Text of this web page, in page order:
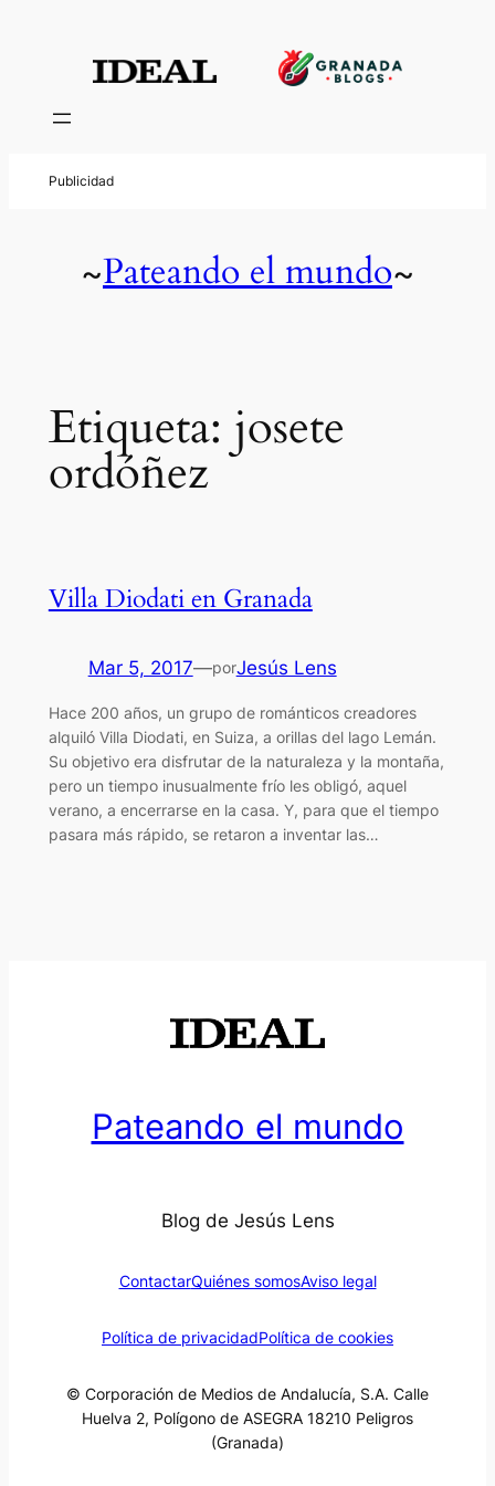
contenido
~Pateando el mundo~
Etiqueta: josete
ordóñez
Villa Diodati en Granada
Mar 5, 2017—porJesús Lens
Hace 200 años, un grupo de románticos creadores
alquiló Villa Diodati, en Suiza, a orillas del lago Lemán.
Su objetivo era disfrutar de la naturaleza y la montaña,
pero un tiempo inusualmente frío les obligó, aquel
verano, a encerrarse en la casa. Y, para que el tiempo
pasara más rápido, se retaron a inventar las…
Pateando el mundo
Blog de Jesús Lens
ContactarQuiénes somosAviso legal
Política de privacidadPolítica de cookies
© Corporación de Medios de Andalucía, S.A. Calle
Huelva 2, Polígono de ASEGRA 18210 Peligros
(Granada)